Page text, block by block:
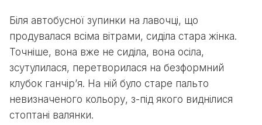
Біля автобусної зупинки на лавочці, що
продувалася всіма вітрами, сиділа стара жінка.
Точніше, вона вже не сиділа, вона осіла,
зсутулилася, перетворилася на безформний
клубок ганчір’я. На ній було старе пальто
невизначеного кольору, з-під якого виднілися
стоптані валянки.